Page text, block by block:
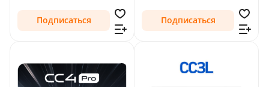
Подписаться Подписаться